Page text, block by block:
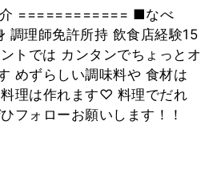
============ ■なべ
調理師免許所持 飲食店経験15
トでは カンタンでちょっとオ
めずらしい調味料や 食材は
理は作れます♡ 料理でだれ
フォローお願いします！！